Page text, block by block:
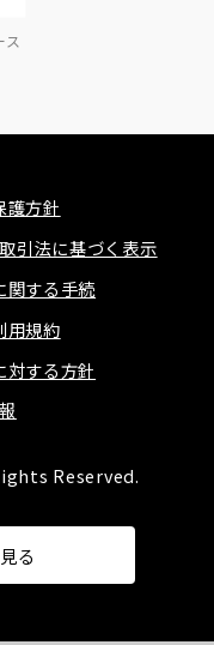
ス
護方針
引法に基づく表示
関する手続
用規約
対する方針
Reserved.
る